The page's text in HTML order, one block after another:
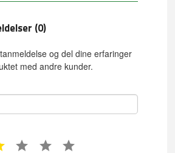
(0)
og del dine erfaringer
med andre kunder.
3 star 4 star 5 star